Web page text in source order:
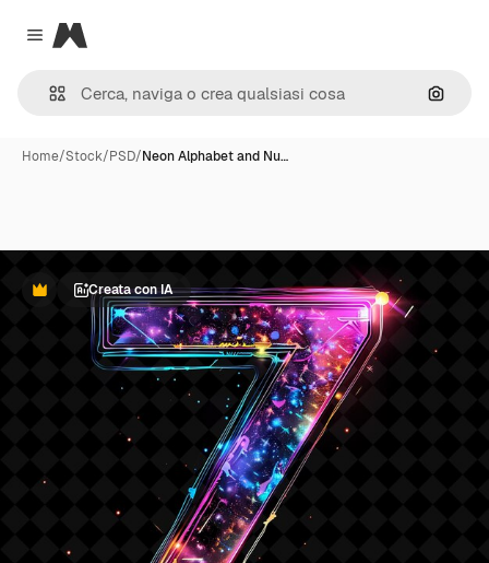
Close menu
Magnific
Cerca
Home/Stock/PSD/Neon Alphabet and Nu…
PremiumCreata con IA